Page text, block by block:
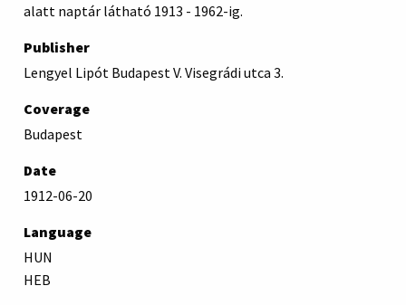
alatt naptár látható 1913 - 1962-ig.
Publisher
Lengyel Lipót Budapest V. Visegrádi utca 3.
Coverage
Budapest
Date
1912-06-20
Language
HUN
HEB